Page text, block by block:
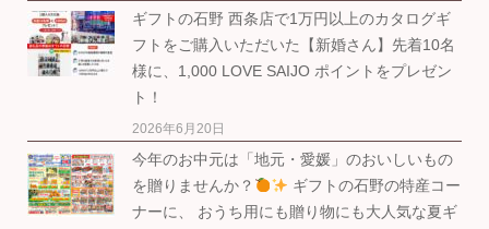
ギフトの石野 西条店で1万円以上のカタログギ
フトをご購入いただいた【新婚さん】先着10名
様に、1,000 LOVE SAIJO ポイントをプレゼン
ト！
2026年6月20日
今年のお中元は「地元・愛媛」のおいしいもの
を贈りませんか？
ギフトの石野の特産コー
ナーに、 おうち用にも贈り物にも大人気な夏ギ